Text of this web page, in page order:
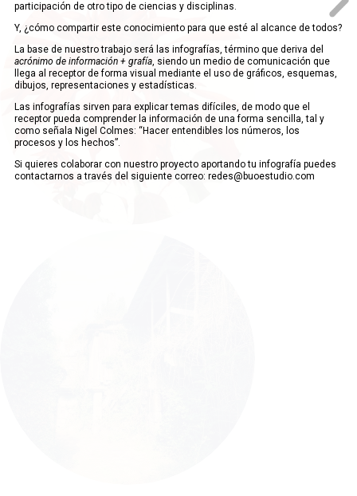
participación de otro tipo de ciencias y disciplinas.
Y, ¿cómo compartir este conocimiento para que esté al alcance de todos?
La base de nuestro trabajo será las infografías, término que deriva del
acrónimo de información + grafía, siendo un medio de comunicación que
llega al receptor de forma visual mediante el uso de gráficos, esquemas,
dibujos, representaciones y estadísticas.
Las infografías sirven para explicar temas difíciles, de modo que el
receptor pueda comprender la información de una forma sencilla, tal y
como señala Nigel Colmes: “Hacer entendibles los números, los
procesos y los hechos”.
Si quieres colaborar con nuestro proyecto aportando tu infografía puedes
contactarnos a través del siguiente correo: redes@buoestudio.com